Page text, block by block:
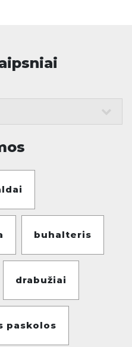
buhalteris
drabužiai
paskolos